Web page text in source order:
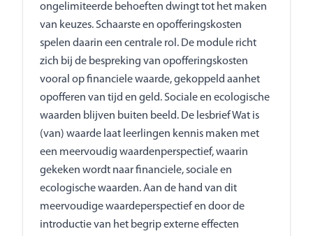
ongelimiteerde behoeften dwingt tot het maken
van keuzes. Schaarste en opofferingskosten
spelen daarin een centrale rol. De module richt
zich bij de bespreking van opofferingskosten
vooral op financiele waarde, gekoppeld aanhet
opofferen van tijd en geld. Sociale en ecologische
waarden blijven buiten beeld. De lesbrief Wat is
(van) waarde laat leerlingen kennis maken met
een meervoudig waardenperspectief, waarin
gekeken wordt naar financiele, sociale en
ecologische waarden. Aan de hand van dit
meervoudige waardeperspectief en door de
introductie van het begrip externe effecten